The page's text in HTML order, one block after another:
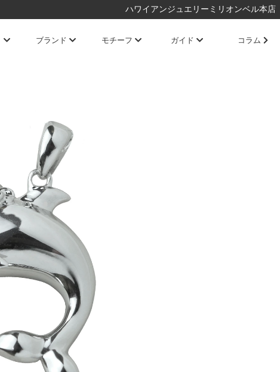
ハワイアンジュエリーミリオンベル本店
ブランド モチーフ ガイド コラム